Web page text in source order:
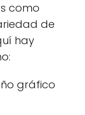
como
de
hay
gráfico